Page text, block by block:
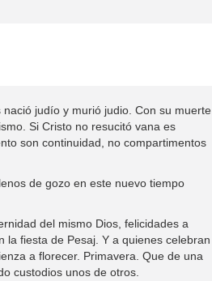
judío y murió judio. Con su muerte
Si Cristo no resucitó vana es
son continuidad, no compartimentos
de gozo en este nuevo tiempo
del mismo Dios, felicidades a
la fiesta de Pesaj. Y a quienes celebran
a florecer. Primavera. Que de una
custodios unos de otros.